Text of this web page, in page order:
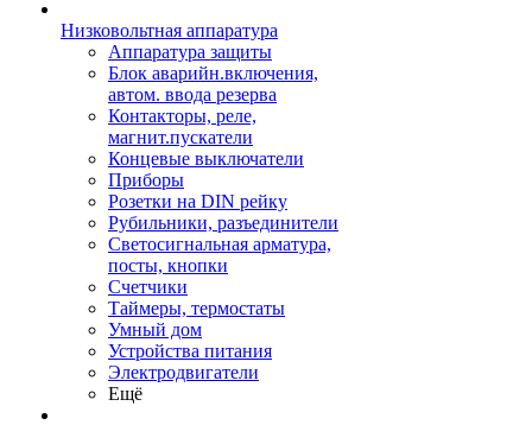
Низковольтная аппаратура
Аппаратура защиты
Блок аварийн.включения,
автом. ввода резерва
Контакторы, реле,
магнит.пускатели
Концевые выключатели
Приборы
Розетки на DIN рейку
Рубильники, разъединители
Светосигнальная арматура,
посты, кнопки
Счетчики
Таймеры, термостаты
Умный дом
Устройства питания
Электродвигатели
Ещё